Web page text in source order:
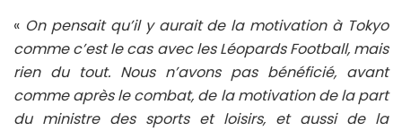
« On pensait qu’il y aurait de la motivation à Tokyo
comme c’est le cas avec les Léopards Football, mais
rien du tout. Nous n’avons pas bénéficié, avant
comme après le combat, de la motivation de la part
du ministre des sports et loisirs, et aussi de la